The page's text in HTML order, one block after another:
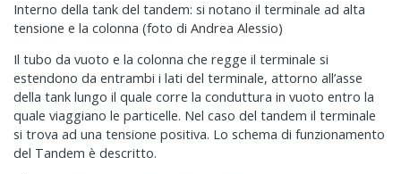
Interno della tank del tandem: si notano il terminale ad alta
tensione e la colonna (foto di Andrea Alessio)
Il tubo da vuoto e la colonna che regge il terminale si
estendono da entrambi i lati del terminale, attorno all’asse
della tank lungo il quale corre la conduttura in vuoto entro la
quale viaggiano le particelle. Nel caso del tandem il terminale
si trova ad una tensione positiva. Lo schema di funzionamento
del Tandem è descritto.